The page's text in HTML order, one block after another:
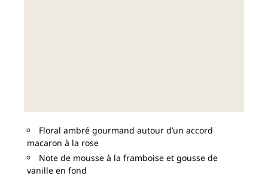
Floral ambré gourmand autour d’un accord
macaron à la rose
Note de mousse à la framboise et gousse de
vanille en fond